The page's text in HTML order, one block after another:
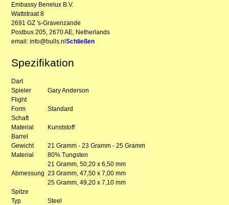
Embassy Benelux B.V.
Wattstraat 8
2691 GZ 's-Gravenzande
Postbus 205, 2670 AE, Netherlands
email: info@bulls.nlSchließen
Spezifikation
Dart
Spieler
Gary Anderson
Flight
Form
Standard
Schaft
Material
Kunststoff
Barrel
Gewicht
21 Gramm - 23 Gramm - 25 Gramm
Material
80% Tungsten
Abmessung
21 Gramm, 50,20 x 6,50 mm
23 Gramm, 47,50 x 7,00 mm
25 Gramm, 49,20 x 7,10 mm
Spitze
Typ
Steel